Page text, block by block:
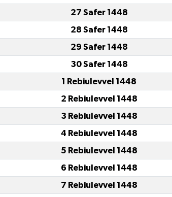
27 Safer 1448
28 Safer 1448
29 Safer 1448
30 Safer 1448
1 Rebiulevvel 1448
2 Rebiulevvel 1448
3 Rebiulevvel 1448
4 Rebiulevvel 1448
5 Rebiulevvel 1448
6 Rebiulevvel 1448
7 Rebiulevvel 1448